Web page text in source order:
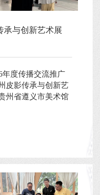
与创新艺术展
年度传播交流推广
皮影传承与创新艺
州省遵义市美术馆